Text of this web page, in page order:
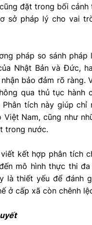
đặt trong bối
sở pháp lý cho vai
pháp so sánh
Nhật Bản và Đức,
bảo đảm rõ
qua thủ tục
Phân tích này giúp
Việt Nam, cũng như
trong nước.
kết hợp phân tích
mô hình thực thi
là thiết yếu để đánh
ở cấp xã còn chênh